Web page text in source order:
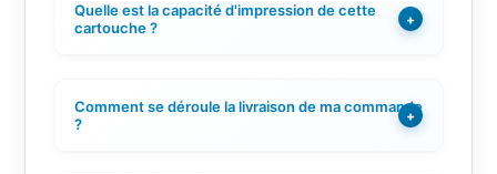
Quelle est la capacité d'impression de cette
cartouche ?
+
Comment se déroule la livraison de ma commande
?
+